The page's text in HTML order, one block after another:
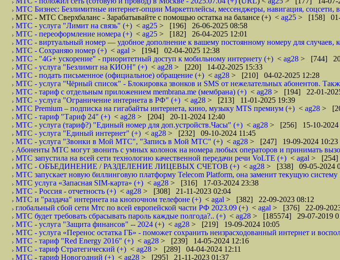
МТС Бизнес: Безлимитные интернет‑опции Маркетплейсы, мессенджеры, навигация, соцсети,
МТС - МТС Сверхбаланс - Зарабатывайте с помощью остатка на балансе (+) < ag25 > [158] 01-
МТС - услуга "Лимит на связь" (+) < ag25 > [196] 26-06-2025 08:58
МТС - переоформление номера (+) < ag25 > [182] 26-04-2025 12:01
МТС - виртуальный номер — удобное дополнение к вашему постоянному номеру для случаев,
МТС - Сохраняю номер (+) < agal > [194] 02-04-2025 12:38
МТС - "4G+ ускорение" - приоритетный доступ к мобильному интернету (+) < ag28 > [744]
МТС - услуга "Безлимит на КИОН" (+) < ag28 > [220] 14-02-2025 15:33
МТС - подать письменное (официальное) обращение (+) < ag28 > [210] 04-02-2025 12:28
МТС - услуга "Чёрный список" - Блокировка звонков и SMS от нежелательных абонентов.
МТС - тариф с отдельным приложением membrana.me (мембрана) (+) < ag28 > [194] 22-01-
МТС - услуга "Ограничение интернета в РФ" (+) < ag28 > [213] 11-01-2025 19:39
МТС Premium – подписка на гигабайты интернета, кино, музыку MTS премиум (+) < ag28 >
МТС - тариф "Тариф 24" (+) < ag28 > [204] 20-11-2024 12:40
МТС - услуга (тариф?) "Единый номер для доп.устройств.Часы" (+) < ag28 > [256] 15-10-2024
МТС - услуга "Единый интернет" (+) < ag28 > [232] 09-10-2024 11:45
МТС - услуга "Звонки в Мой МТС", "Запись в Мой МТС" (+) < ag28 > [247] 19-09-2024 10:23
Абоненты МТС могут звонить с умных колонок на номера любых операторов и принимать
МТС запустила на всей сети технологию качественной передачи речи VoLTE (+) < agal > [254]
МТС - ОБЪЕДИНЕНИЕ / РАЗДЕЛЕНИЕ ЛИЦЕВЫХ СЧЕТОВ (+) < ag28 > [338] 09-05-2024
МТС запускает новую биллинговую платформу Telecom Platform, она заменит текущую систему
МТС услуга «Запасная SIM-карта» (+) < ag28 > [316] 17-03-2024 23:38
МТС - Россия - отчетность (+) < ag28 > [308] 21-11-2023 02:04
МТС и "раздача" интернета на кнопочном телефоне (+) < agal > [382] 22-09-2023 08:12
глобальный сбой сети Мтс по всей европейской части РФ 2023.09 (+) < agal > [376] 22-09-
МТС будет требовать сбрасывать пароль каждые полгода?.. (+) < ag28 > [185574] 29-07-2019
МТС - услуга "Защита финансов" -- 2024 (+) < ag28 > [219] 19-09-2024 10:05
МТС - услуга «Перенос остатка ГБ» - поможет сохранить неизрасходованный интернет и
МТС - тариф "Red Energy 2016" (+) < ag28 > [239] 14-05-2024 12:16
МТС - тариф Стратегический (+) < ag28 > [289] 04-04-2024 12:11
МТС - тариф Новогодний (+) < ag28 > [295] 21-11-2023 01:37